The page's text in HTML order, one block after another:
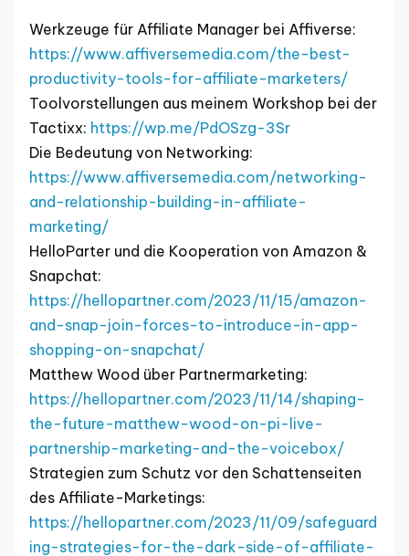
Werkzeuge für Affiliate Manager bei Affiverse:
https://www.affiversemedia.com/the-best-
productivity-tools-for-affiliate-marketers/
Toolvorstellungen aus meinem Workshop bei der
Tactixx: https://wp.me/PdOSzg-3Sr
Die Bedeutung von Networking:
https://www.affiversemedia.com/networking-
and-relationship-building-in-affiliate-
marketing/
HelloParter und die Kooperation von Amazon &
Snapchat:
https://hellopartner.com/2023/11/15/amazon-
and-snap-join-forces-to-introduce-in-app-
shopping-on-snapchat/
Matthew Wood über Partnermarketing:
https://hellopartner.com/2023/11/14/shaping-
the-future-matthew-wood-on-pi-live-
partnership-marketing-and-the-voicebox/
Strategien zum Schutz vor den Schattenseiten
des Affiliate-Marketings:
https://hellopartner.com/2023/11/09/safeguard
ing-strategies-for-the-dark-side-of-affiliate-